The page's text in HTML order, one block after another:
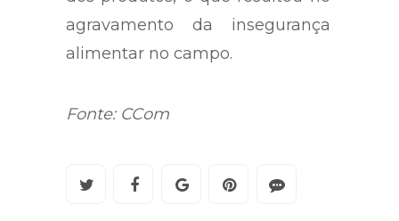
agravamento da insegurança
alimentar no campo.
Fonte: CCom